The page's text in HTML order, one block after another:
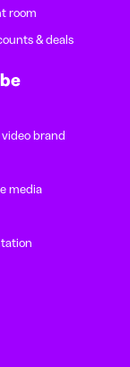
room
& deals
brand
media